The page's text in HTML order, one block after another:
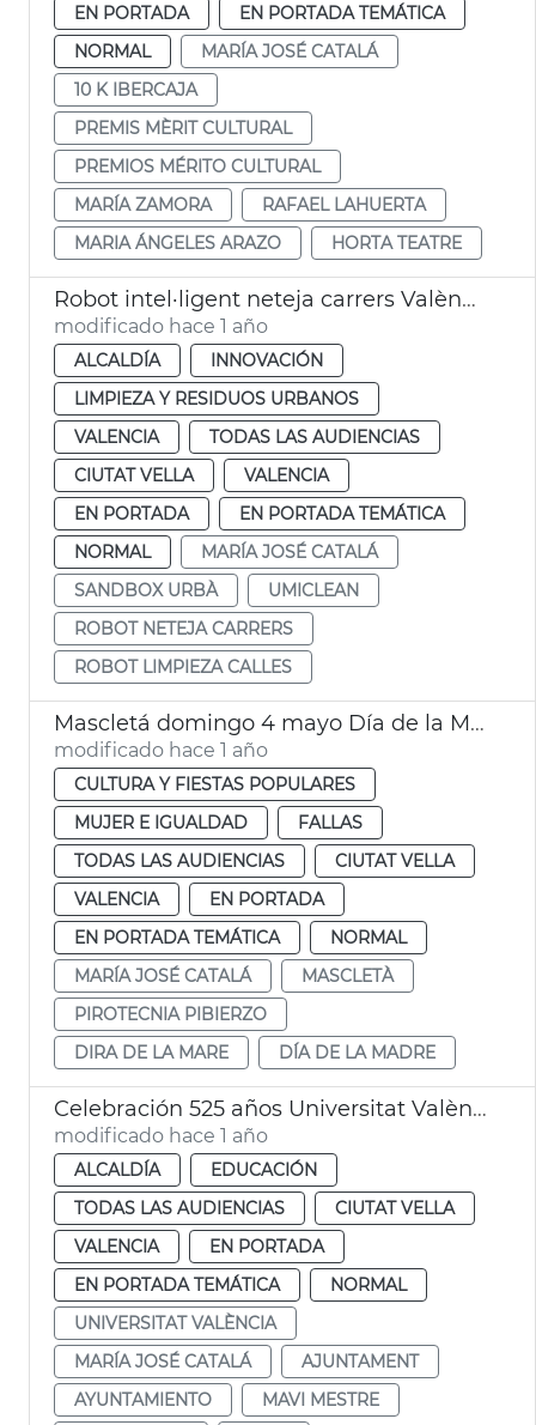
EN PORTADA
EN PORTADA TEMÁTICA
NORMAL
MARÍA JOSÉ CATALÁ
10 K IBERCAJA
PREMIS MÈRIT CULTURAL
PREMIOS MÉRITO CULTURAL
MARÍA ZAMORA
RAFAEL LAHUERTA
MARIA ÁNGELES ARAZO
HORTA TEATRE
Robot intel·ligent neteja carrers València. Sandbox Urbà
modificado hace 1 año
ALCALDÍA
INNOVACIÓN
LIMPIEZA Y RESIDUOS URBANOS
VALENCIA
TODAS LAS AUDIENCIAS
CIUTAT VELLA
VALENCIA
EN PORTADA
EN PORTADA TEMÁTICA
NORMAL
MARÍA JOSÉ CATALÁ
SANDBOX URBÀ
UMICLEAN
ROBOT NETEJA CARRERS
ROBOT LIMPIEZA CALLES
Mascletá domingo 4 mayo Día de la Madre València
modificado hace 1 año
CULTURA Y FIESTAS POPULARES
MUJER E IGUALDAD
FALLAS
TODAS LAS AUDIENCIAS
CIUTAT VELLA
VALENCIA
EN PORTADA
EN PORTADA TEMÁTICA
NORMAL
MARÍA JOSÉ CATALÁ
MASCLETÀ
PIROTECNIA PIBIERZO
DIRA DE LA MARE
DÍA DE LA MADRE
Celebración 525 años Universitat València
modificado hace 1 año
ALCALDÍA
EDUCACIÓN
TODAS LAS AUDIENCIAS
CIUTAT VELLA
VALENCIA
EN PORTADA
EN PORTADA TEMÁTICA
NORMAL
UNIVERSITAT VALÈNCIA
MARÍA JOSÉ CATALÁ
AJUNTAMENT
AYUNTAMIENTO
MAVI MESTRE